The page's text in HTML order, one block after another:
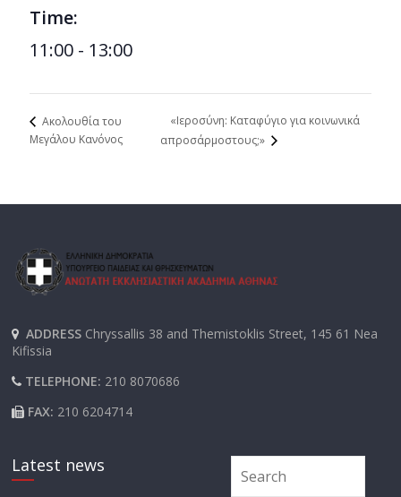
Time:
11:00 - 13:00
Aκολουθία του
Μεγάλου Κανόνος
«Ιεροσύνη: Καταφύγιο για κοινωνικά
απροσάρμοστους;»
ADDRESS Chryssallis 38 and Themistoklis Street, 145 61 Nea
Kifissia
TELEPHONE: 210 8070686
FAX: 210 6204714
Latest news